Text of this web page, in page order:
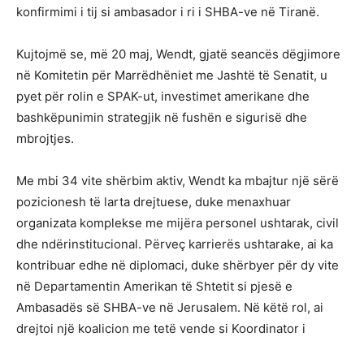
konfirmimi i tij si ambasador i ri i SHBA-ve në Tiranë.
Kujtojmë se, më 20 maj, Wendt, gjatë seancës dëgjimore
në Komitetin për Marrëdhëniet me Jashtë të Senatit, u
pyet për rolin e SPAK-ut, investimet amerikane dhe
bashkëpunimin strategjik në fushën e sigurisë dhe
mbrojtjes.
Me mbi 34 vite shërbim aktiv, Wendt ka mbajtur një sërë
pozicionesh të larta drejtuese, duke menaxhuar
organizata komplekse me mijëra personel ushtarak, civil
dhe ndërinstitucional. Përveç karrierës ushtarake, ai ka
kontribuar edhe në diplomaci, duke shërbyer për dy vite
në Departamentin Amerikan të Shtetit si pjesë e
Ambasadës së SHBA-ve në Jerusalem. Në këtë rol, ai
drejtoi një koalicion me tetë vende si Koordinator i